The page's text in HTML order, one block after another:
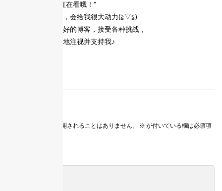
听到客户说“我一直在看哦！”
或者一些支持的话，会给我很大动力(≧▽≦)
今后希望能做出更好的博客，接受各种挑战，
希望大家可以温暖地注视并支持我♪
メールアドレスが公開されることはありません。 ※ が付いている欄は必須項